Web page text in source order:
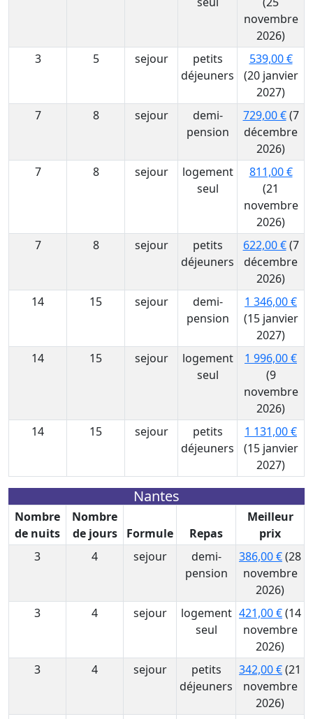
novembre
2026)
3
5 sejour
petits
déjeuners
539,00 €
(20 janvier
2027)
7
8 sejour
demi-
pension
729,00 €(7
décembre
2026)
7
8 sejour
logement
seul
811,00 €
(21
novembre
2026)
7
8 sejour
petits
déjeuners
622,00 €(7
décembre
2026)
14
15 sejour
demi-
pension
1 346,00 €
(15 janvier
2027)
14
15 sejour
logement
seul
1 996,00 €
(9
novembre
2026)
14
15 sejour
petits
déjeuners
1 131,00 €
(15 janvier
2027)
Nantes
Nombre
de nuits
Nombre
de jours
Formule Repas
Meilleur
prix
3
4 sejour
demi-
pension
386,00 €(28
novembre
2026)
3
4 sejour
logement
seul
421,00 €(14
novembre
2026)
3
4 sejour
petits
déjeuners
342,00 €(21
novembre
2026)